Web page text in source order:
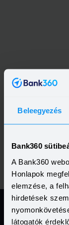
Beleegyezés
Bank360
A Bank360
Honlapok
elemzése, a
hirdetések
látogatók